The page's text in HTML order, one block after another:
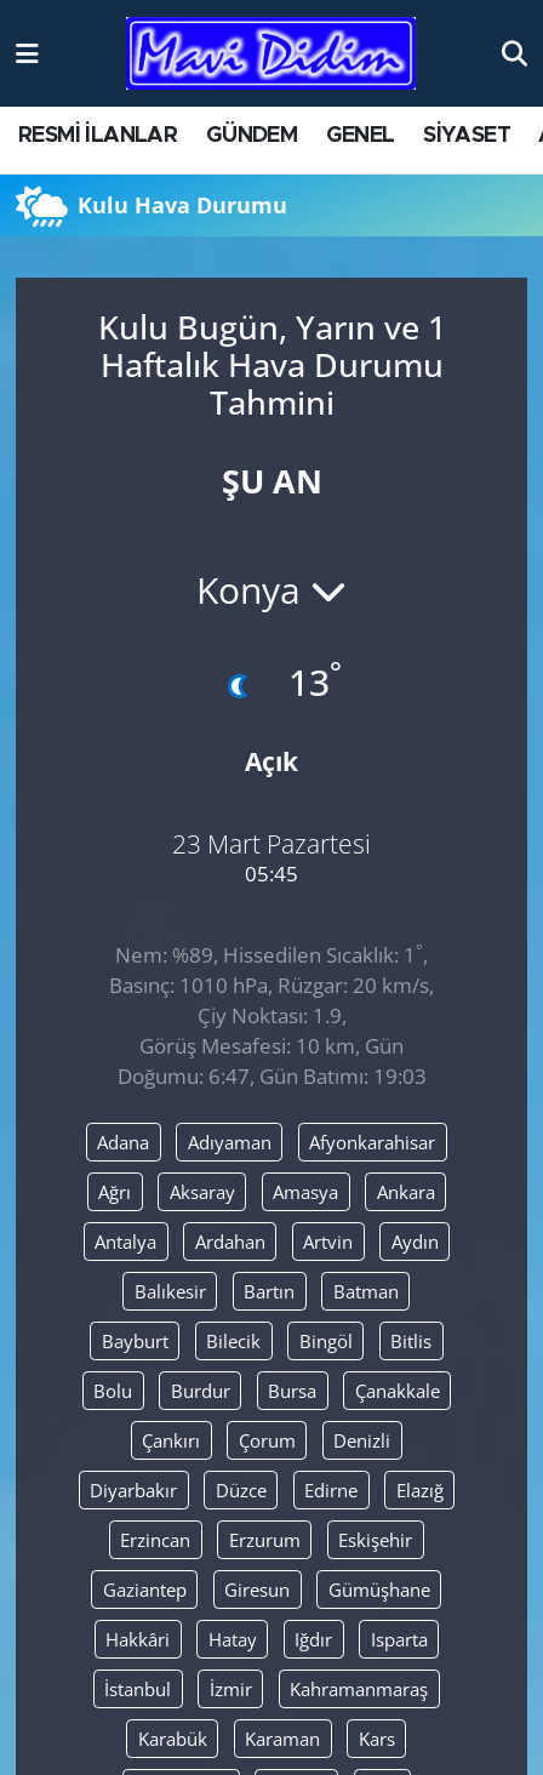
RESMİ İLANLAR GÜNDEM GENEL SİYASET
Kulu Hava Durumu
Kulu Bugün, Yarın ve 1
Haftalık Hava Durumu
Tahmini
ŞU AN
Konya
13°
Açık
23 Mart Pazartesi
05:45
Nem: %89, Hissedilen Sıcaklık: 1 °,
Basınç: 1010 hPa, Rüzgar: 20 km/s,
Çiy Noktası: 1.9,
Görüş Mesafesi: 10 km, Gün
Doğumu: 6:47, Gün Batımı: 19:03
Adana Adıyaman Afyonkarahisar
Ağrı Aksaray Amasya Ankara
Antalya Ardahan Artvin Aydın
Balıkesir Bartın Batman
Bayburt Bilecik Bingöl Bitlis
Bolu Burdur Bursa Çanakkale
Çankırı Çorum Denizli
Diyarbakır Düzce Edirne Elazığ
Erzincan Erzurum Eskişehir
Gaziantep Giresun Gümüşhane
Hakkâri Hatay Iğdır Isparta
İstanbul İzmir Kahramanmaraş
Karabük Karaman Kars
ANTİK YERLER
AYDIN
BİLİM VE TEKNOLOJİ
ÇEVRE
SAĞLIK
SPOR
Yerel
Nöbetçi Eczaneler
Namaz Vakitleri
Trafik Durumu
Süper Lig Puan Durumu ve Fikstür
Tüm Manşetler